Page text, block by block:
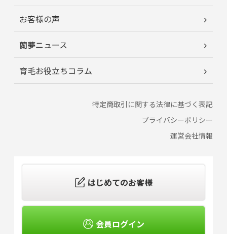
お客様の声
蘭夢ニュース
育毛お役立ちコラム
特定商取引に関する法律に基づく表記
プライバシーポリシー
運営会社情報
はじめてのお客様
会員ログイン